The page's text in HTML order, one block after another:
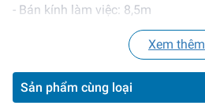
- Bán kính làm việc: 8,5m
- Chiều cao làm việc: 20m
- Tổng chiều dài: 4005mm
- Chiều cao tổng thể: 2015mm
Xem thêm
Sản phẩm cùng loại